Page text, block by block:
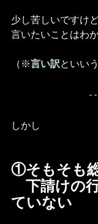
少し苦しいですけ
言いたいことはわ
（※言い訳といい
しかし
①そもそも
下請けの
ていない